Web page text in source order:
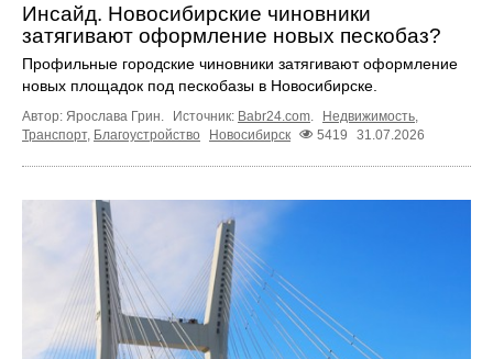
Инсайд. Новосибирские чиновники
затягивают оформление новых пескобаз?
Профильные городские чиновники затягивают оформление
новых площадок под пескобазы в Новосибирске.
Автор: Ярослава Грин. Источник: Babr24.com. Недвижимость,
Транспорт, Благоустройство Новосибирск 5419 31.07.2026